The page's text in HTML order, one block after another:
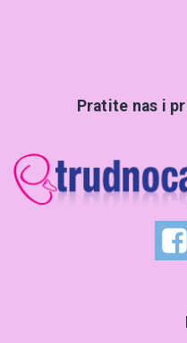
Pratite nas i